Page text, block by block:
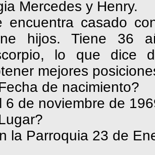
Mercedes y Henry.
encuentra casado
hijos. Tiene 36
lo que dice
mejores
de nacimiento?
6 de noviembre de
la Parroquia 23 de